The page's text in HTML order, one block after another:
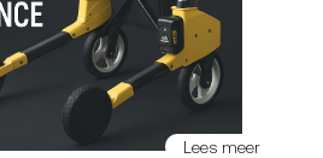
Lees meer